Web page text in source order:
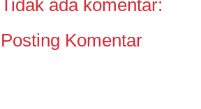
Tidak ada komentar:
Posting Komentar